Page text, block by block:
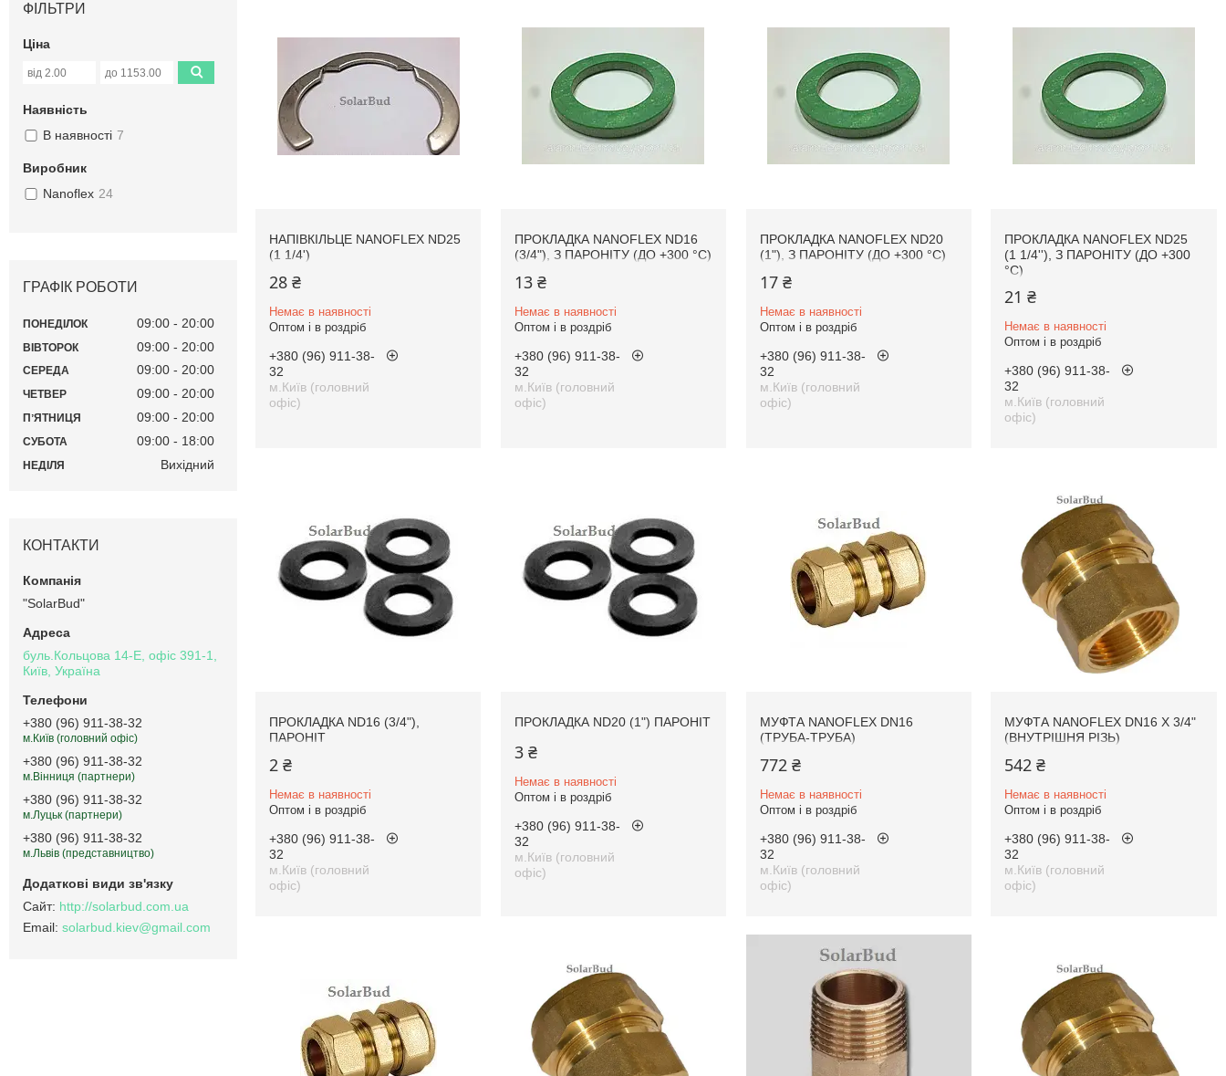
НАПІВКІЛЬЦЕ NANOFLEX ND25
(1 1/4')
28 ₴
Немає в наявності
Оптом і в роздріб
+380 (96) 911-38-
32
м.Київ (головний
офіс)
ПРОКЛАДКА NANOFLEX ND16
(3/4"), З ПАРОНІТУ (ДО +300 °C)
13 ₴
Немає в наявності
Оптом і в роздріб
+380 (96) 911-38-
32
м.Київ (головний
офіс)
ПРОКЛАДКА NANOFLEX ND20
(1"), З ПАРОНІТУ (ДО +300 °C)
17 ₴
Немає в наявності
Оптом і в роздріб
+380 (96) 911-38-
32
м.Київ (головний
офіс)
ПРОКЛАДКА NANOFLEX ND25
(1 1/4''), З ПАРОНІТУ (ДО +300
°C)
21 ₴
Немає в наявності
Оптом і в роздріб
+380 (96) 911-38-
32
м.Київ (головний
офіс)
ПРОКЛАДКА ND16 (3/4"),
ПАРОНІТ
2 ₴
Немає в наявності
Оптом і в роздріб
+380 (96) 911-38-
32
м.Київ (головний
офіс)
ПРОКЛАДКА ND20 (1") ПАРОНІТ
3 ₴
Немає в наявності
Оптом і в роздріб
+380 (96) 911-38-
32
м.Київ (головний
офіс)
МУФТА NANOFLEX DN16
(ТРУБА-ТРУБА)
772 ₴
Немає в наявності
Оптом і в роздріб
+380 (96) 911-38-
32
м.Київ (головний
офіс)
МУФТА NANOFLEX DN16 Х 3/4"
(ВНУТРІШНЯ РІЗЬ)
542 ₴
Немає в наявності
Оптом і в роздріб
+380 (96) 911-38-
32
м.Київ (головний
офіс)
ФІЛЬТРИ
Ціна
Наявність
В наявності 7
Виробник
Nanoflex 24
ГРАФІК РОБОТИ
ПОНЕДІЛОК 09:00 20:00
ВІВТОРОК 09:00 20:00
СЕРЕДА 09:00 20:00
ЧЕТВЕР 09:00 20:00
ПʼЯТНИЦЯ 09:00 20:00
СУБОТА 09:00 18:00
НЕДІЛЯ Вихідний
КОНТАКТИ
"SolarBud"
буль.Кольцова 14-Е, офіс 391-1,
Київ, Україна
+380 (96) 911-38-32
м.Київ (головний офіс)
+380 (96) 911-38-32
м.Вінниця (партнери)
+380 (96) 911-38-32
м.Луцьк (партнери)
+380 (96) 911-38-32
м.Львів (представництво)
http://solarbud.com.ua
solarbud.kiev@gmail.com